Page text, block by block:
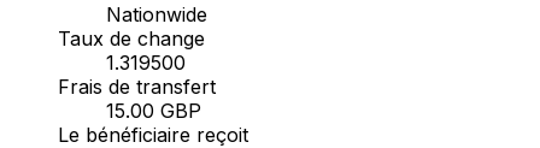
Nationwide
Taux de change
1.319500
Frais de transfert
15.00 GBP
Le bénéficiaire reçoit